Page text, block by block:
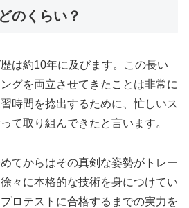
のくらい？
は約10年に及びます。この長い
グを両立させてきたことは非常に
時間を捻出するために、忙しいス
て取り組んできたと言います。
てからはその真剣な姿勢がトレー
々に本格的な技術を身につけてい
ロテストに合格するまでの実力を